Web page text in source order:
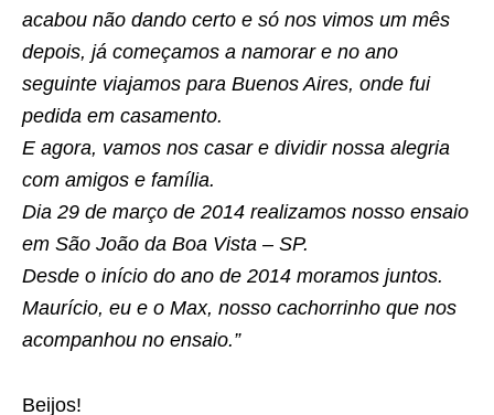
acabou não dando certo e só nos vimos um mês
depois, já começamos a namorar e no ano
seguinte viajamos para Buenos Aires, onde fui
pedida em casamento.
E agora, vamos nos casar e dividir nossa alegria
com amigos e família.
Dia 29 de março de 2014 realizamos nosso ensaio
em São João da Boa Vista – SP.
Desde o início do ano de 2014 moramos juntos.
Maurício, eu e o Max, nosso cachorrinho que nos
acompanhou no ensaio.”
Beijos!